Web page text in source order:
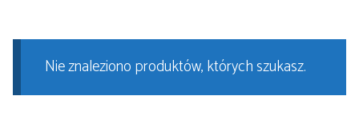
Nie znaleziono produktów, których szukasz.